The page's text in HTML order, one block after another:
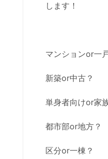
します！
マンションor一
新築or中古？
単身者向けor家
都市部or地方？
区分or一棟？